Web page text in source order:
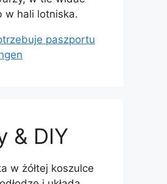
paszportu
& DIY